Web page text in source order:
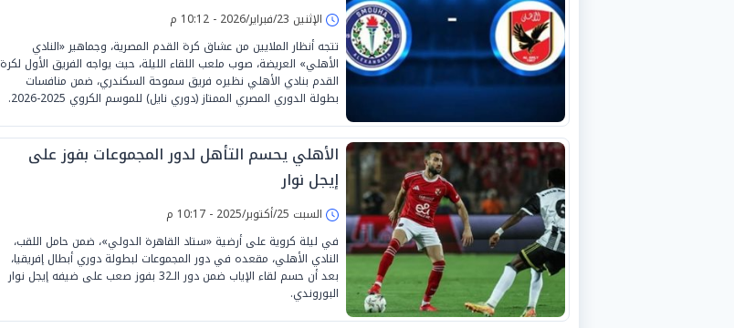
الإثنين 23/فبراير/2026 - 10:12 م
تتجه أنظار الملايين من عشاق كرة القدم المصرية، وجماهير «النادي
الأهلي» العريضة، صوب ملعب اللقاء الليلة، حيث يواجه الفريق الأول لكرة
القدم بنادي الأهلي نظيره فريق سموحة السكندري، ضمن منافسات
بطولة الدوري المصري الممتاز (دوري نايل) للموسم الكروي 2025-2026.
الأهلي يحسم التأهل لدور المجموعات بفوز على
إيجل نوار
السبت 25/أكتوبر/2025 - 10:17 م
في ليلة كروية على أرضية «ستاد القاهرة الدولي»، ضمن حامل اللقب،
النادي الأهلي، مقعده في دور المجموعات لبطولة دوري أبطال إفريقيا،
بعد أن حسم لقاء الإياب ضمن دور الـ32 بفوز صعب على ضيفه إيجل نوار
البوروندي.